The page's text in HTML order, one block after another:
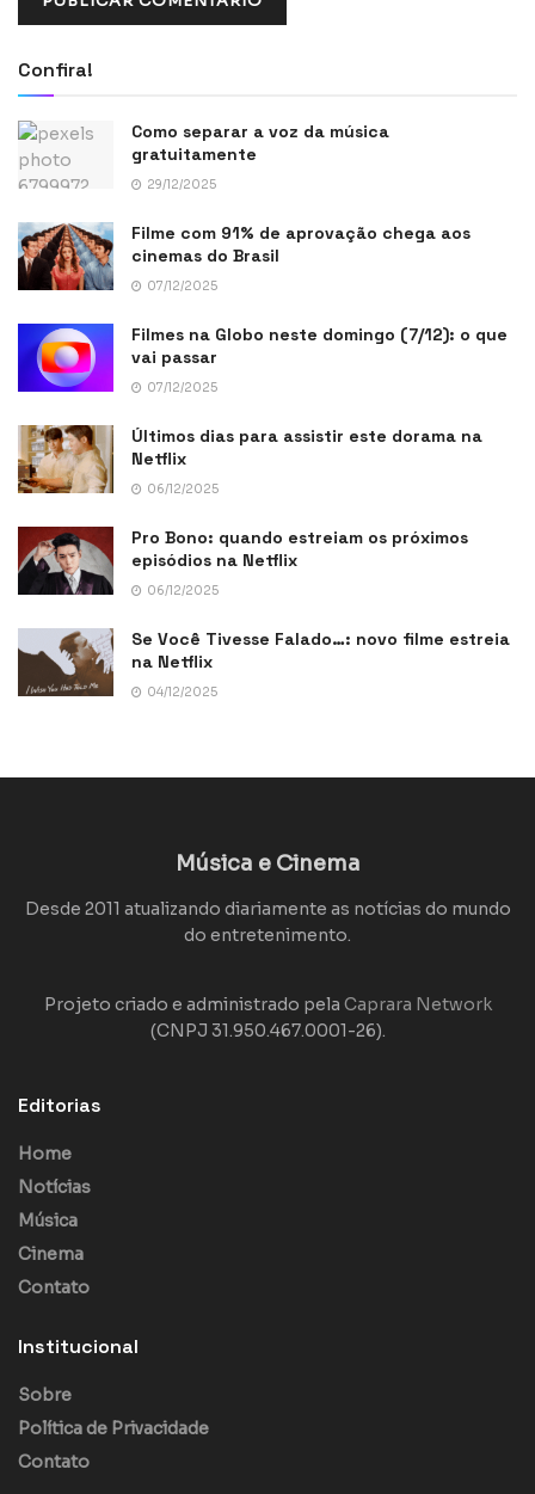
Confira!
Como separar a voz da música
gratuitamente
29/12/2025
Filme com 91% de aprovação chega aos
cinemas do Brasil
07/12/2025
Filmes na Globo neste domingo (7/12): o que
vai passar
07/12/2025
Últimos dias para assistir este dorama na
Netflix
06/12/2025
Pro Bono: quando estreiam os próximos
episódios na Netflix
06/12/2025
Se Você Tivesse Falado…: novo filme estreia
na Netflix
04/12/2025
Música e Cinema
Desde 2011 atualizando diariamente as notícias do mundo
do entretenimento.
Projeto criado e administrado pela Caprara Network
(CNPJ 31.950.467.0001-26).
Editorias
Home
Notícias
Música
Cinema
Contato
Institucional
Sobre
Política de Privacidade
Contato